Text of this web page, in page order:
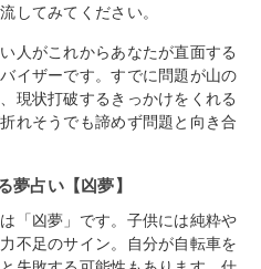
してみてください。
人がこれからあなたが直面する
イザーです。すでに問題が山の
現状打破するきっかけをくれる
れそうでも諦めず問題と向き合
夢占い【凶夢】
「凶夢」です。子供には純粋や
不足のサイン。自分が自転車を